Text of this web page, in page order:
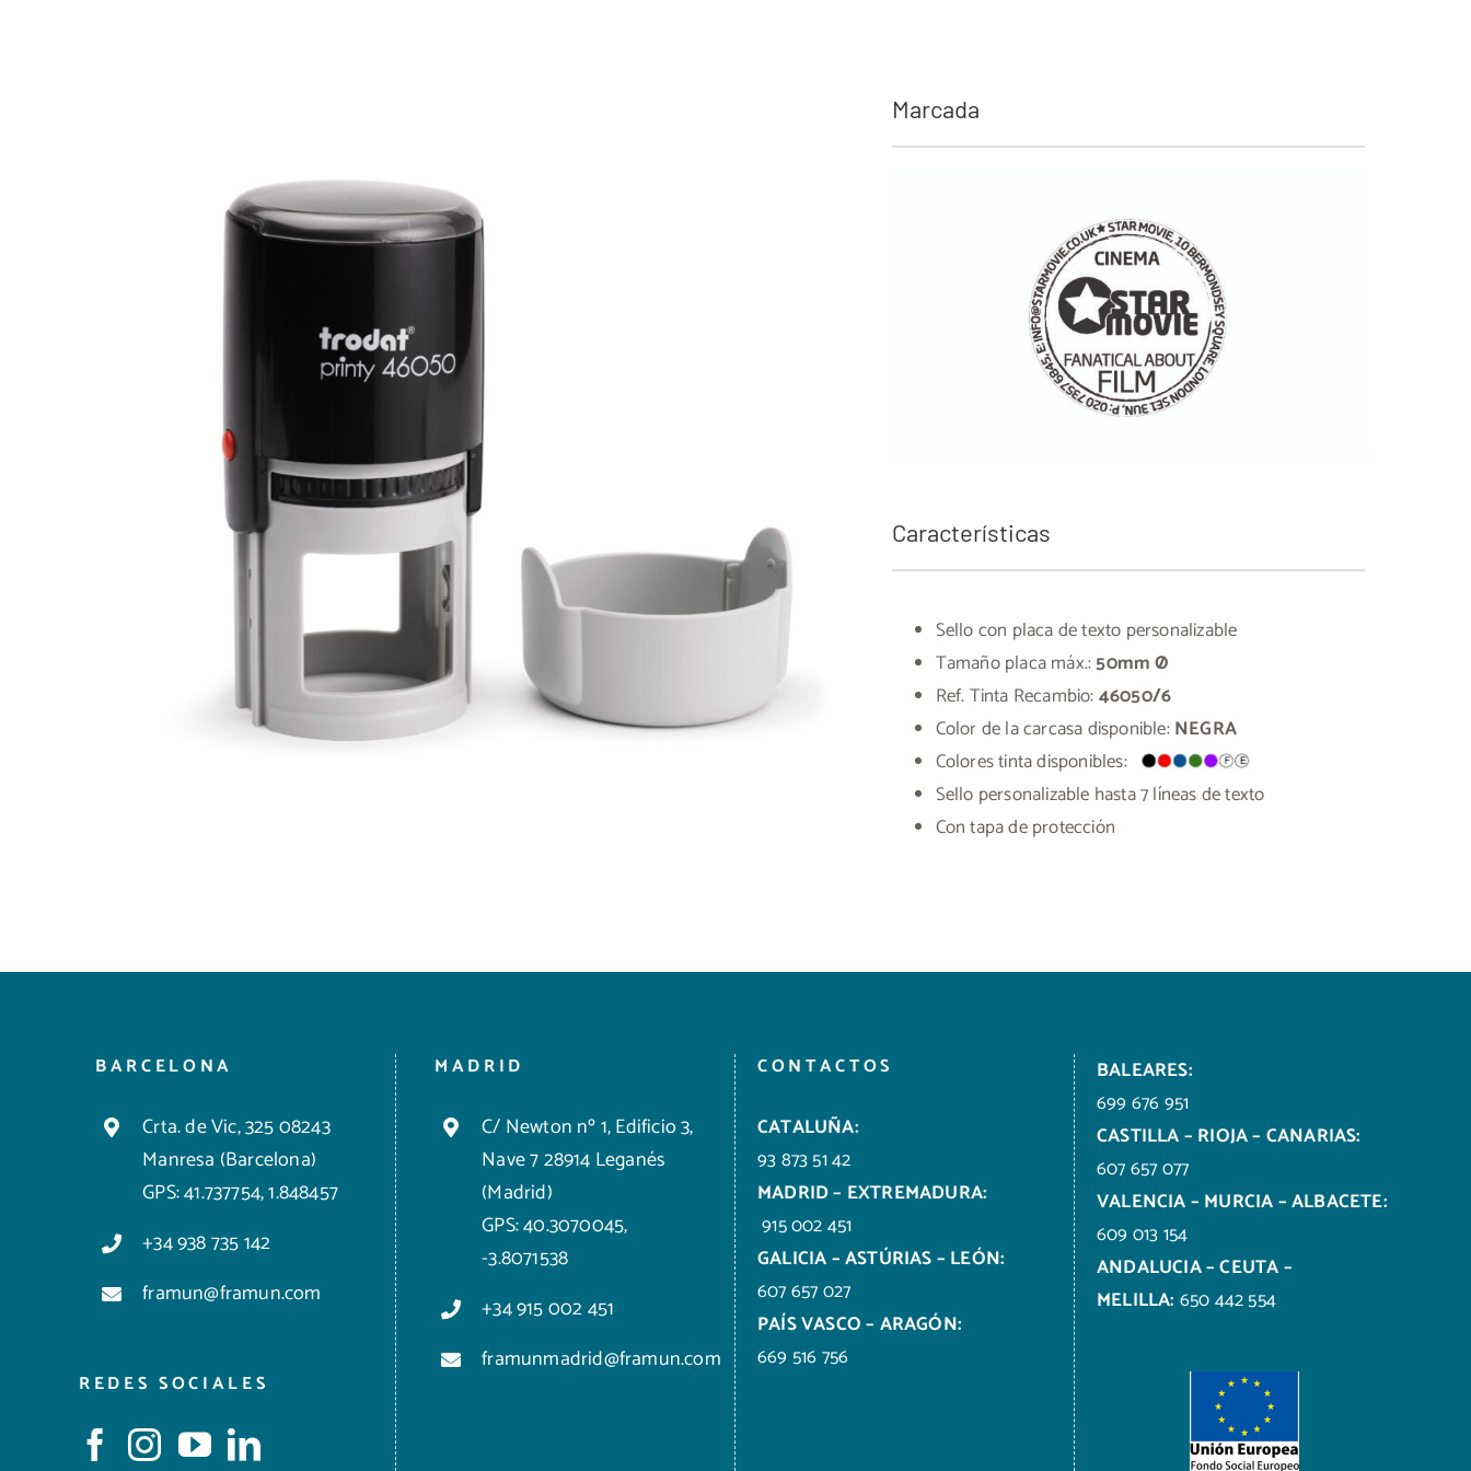
Marcada
Características
Sello con placa de texto personalizable
Tamaño placa máx.:50mm Ø
Ref. Tinta Recambio:46050/6
Color de la carcasa disponible:NEGRA
Colores tinta disponibles:
Sello personalizable hasta 7 líneas de texto
Con tapa de protección
BARCELONA
Crta. de Vic, 325 08243
Manresa (Barcelona)
GPS: 41.737754, 1.848457
+34 938 735 142
framun@framun.com
REDES SOCIALES
MADRID
C/ Newton nº 1, Edificio 3,
Nave 7 28914 Leganés
(Madrid)
GPS: 40.3070045,
-3.8071538
+34 915 002 451
framunmadrid@framun.com
CONTACTOS
CATALUÑA:
93 873 51 42
MADRID – EXTREMADURA:
915 002 451
GALICIA – ASTÚRIAS – LEÓN:
607 657 027
PAÍS VASCO – ARAGÓN:
669 516 756
BALEARES:
699 676 951
CASTILLA – RIOJA – CANARIAS:
607 657 077
VALENCIA – MURCIA – ALBACETE:
609 013 154
ANDALUCIA – CEUTA –
MELILLA: 650 442 554